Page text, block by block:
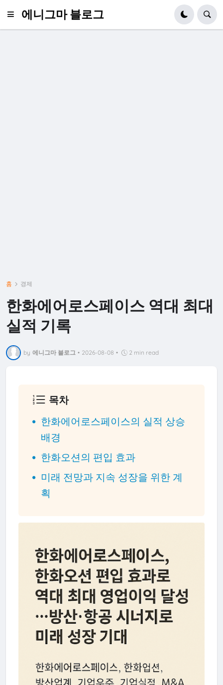
에니그마 블로그
홈 경제
한화에어로스페이스 역대 최대
실적 기록
by 에니그마 블로그 • 2026-08-08 • 2 min read
목차
한화에어로스페이스의 실적 상승
배경
한화오션의 편입 효과
미래 전망과 지속 성장을 위한 계
획